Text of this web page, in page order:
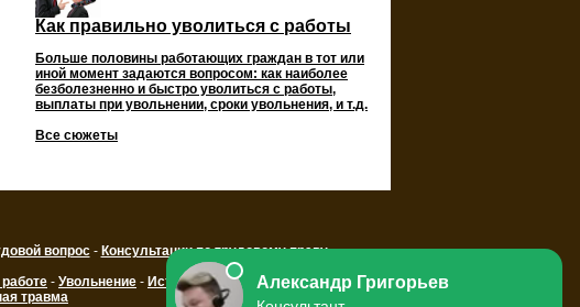
Как правильно уволиться с работы
Больше половины работающих граждан в тот или
иной момент задаются вопросом: как наиболее
безболезненно и быстро уволиться с работы,
выплаты при увольнении, сроки увольнения, и т.д.
Все сюжеты
вопрос- Консультации по трудовому праву
- Увольнение - Истории увольнения-Трудовые
травма